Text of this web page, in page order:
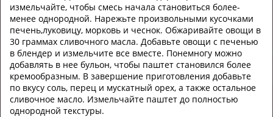
измельчайте, чтобы смесь начала становиться более-
менее однородной. Нарежьте произвольными кусочками
печень,луковицу, морковь и чеснок. Обжаривайте овощи в
30 граммах сливочного масла. Добавьте овощи с печенью
в блендер и измельчите все вместе. Понемногу можно
добавлять в нее бульон, чтобы паштет становился более
кремообразным. В завершение приготовления добавьте
по вкусу соль, перец и мускатный орех, а также остальное
сливочное масло. Измельчайте паштет до полностью
однородной текстуры.